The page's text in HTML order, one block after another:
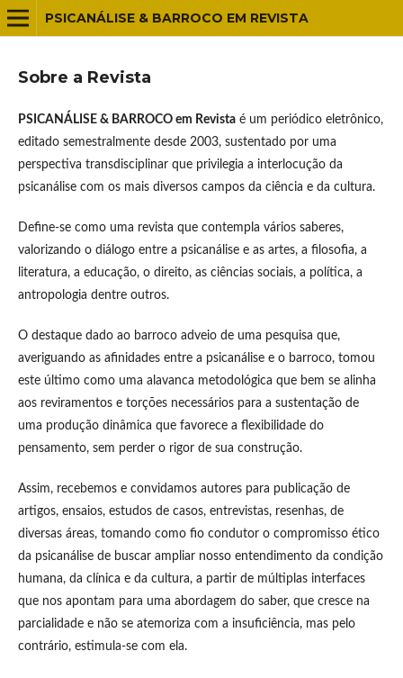
PSICANÁLISE & BARROCO EM REVISTA
Sobre a Revista
PSICANÁLISE & BARROCO em Revista é um periódico eletrônico,
editado semestralmente desde 2003, sustentado por uma
perspectiva transdisciplinar que privilegia a interlocução da
psicanálise com os mais diversos campos da ciência e da cultura.
Define-se como uma revista que contempla vários saberes,
valorizando o diálogo entre a psicanálise e as artes, a filosofia, a
literatura, a educação, o direito, as ciências sociais, a política, a
antropologia dentre outros.
O destaque dado ao barroco adveio de uma pesquisa que,
averiguando as afinidades entre a psicanálise e o barroco, tomou
este último como uma alavanca metodológica que bem se alinha
aos reviramentos e torções necessários para a sustentação de
uma produção dinâmica que favorece a flexibilidade do
pensamento, sem perder o rigor de sua construção.
Assim, recebemos e convidamos autores para publicação de
artigos, ensaios, estudos de casos, entrevistas, resenhas, de
diversas áreas, tomando como fio condutor o compromisso ético
da psicanálise de buscar ampliar nosso entendimento da condição
humana, da clínica e da cultura, a partir de múltiplas interfaces
que nos apontam para uma abordagem do saber, que cresce na
parcialidade e não se atemoriza com a insuficiência, mas pelo
contrário, estimula-se com ela.